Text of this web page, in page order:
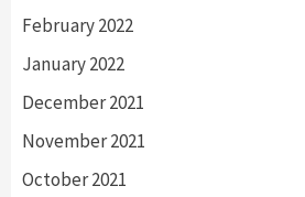
February 2022
January 2022
December 2021
November 2021
October 2021